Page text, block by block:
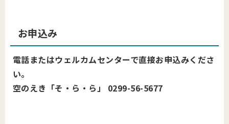
お申込み
電話またはウェルカムセンターで直接お申込みくださ
い。
空のえき「そ・ら・ら」 0299-56-5677